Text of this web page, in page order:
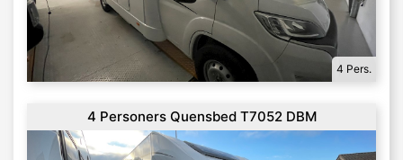
4 Pers.
4 Personers Quensbed T7052 DBM